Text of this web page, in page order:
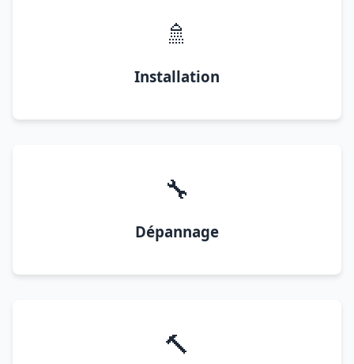
🚿
Installation
🔧
Dépannage
🔨